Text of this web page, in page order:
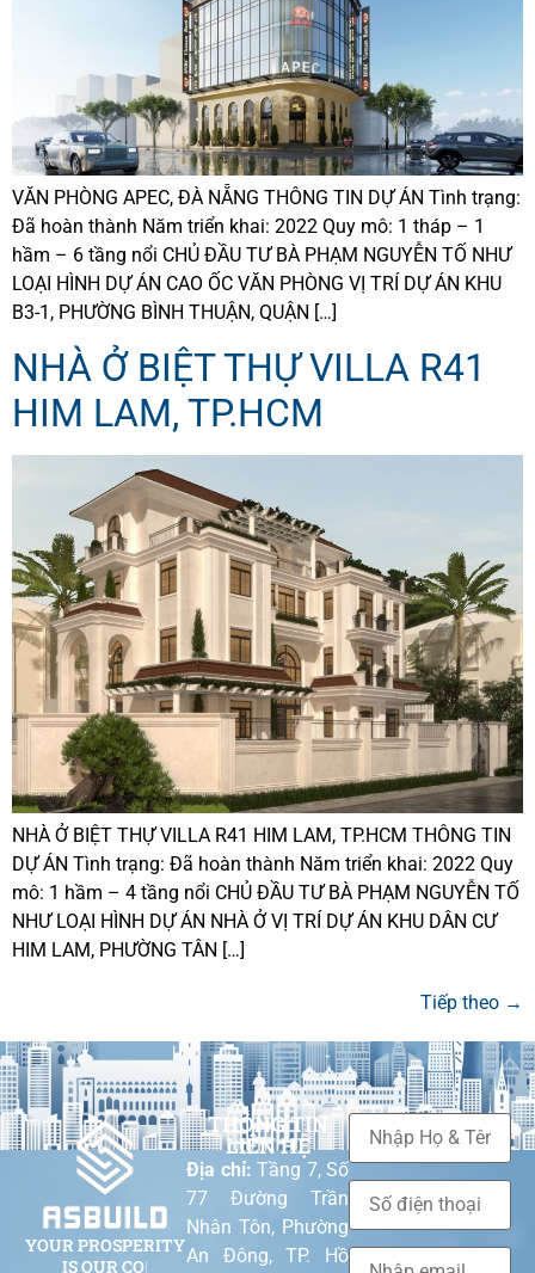
VĂN PHÒNG APEC, ĐÀ NẴNG THÔNG TIN DỰ ÁN Tình trạng:
Đã hoàn thành Năm triển khai: 2022 Quy mô: 1 tháp – 1
hầm – 6 tầng nổi CHỦ ĐẦU TƯ BÀ PHẠM NGUYỄN TỐ NHƯ
LOẠI HÌNH DỰ ÁN CAO ỐC VĂN PHÒNG VỊ TRÍ DỰ ÁN KHU
B3-1, PHƯỜNG BÌNH THUẬN, QUẬN […]
NHÀ Ở BIỆT THỰ VILLA R41
HIM LAM, TP.HCM
NHÀ Ở BIỆT THỰ VILLA R41 HIM LAM, TP.HCM THÔNG TIN
DỰ ÁN Tình trạng: Đã hoàn thành Năm triển khai: 2022 Quy
mô: 1 hầm – 4 tầng nổi CHỦ ĐẦU TƯ BÀ PHẠM NGUYỄN TỐ
NHƯ LOẠI HÌNH DỰ ÁN NHÀ Ở VỊ TRÍ DỰ ÁN KHU DÂN CƯ
HIM LAM, PHƯỜNG TÂN […]
Tiếp theo →
YOUR PROSPER|
THÔNG TIN
LIÊN HỆ
Địa chỉ: Tầng 7, Số
77 Đường Trần
Nhân Tôn, Phường
An Đông, TP. Hồ